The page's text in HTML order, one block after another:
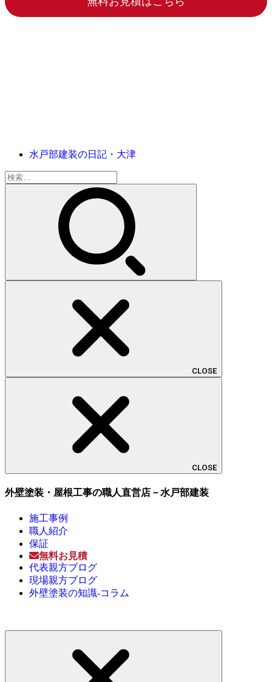
水戸部建装の日記・大津
検
索:
CLOSE
CLOSE
外壁塗装・屋根工事の職人直営店－水戸部建装
施工事例
職人紹介
保証
無料お見積
代表親方ブログ
現場親方ブログ
外壁塗装の知識-コラム